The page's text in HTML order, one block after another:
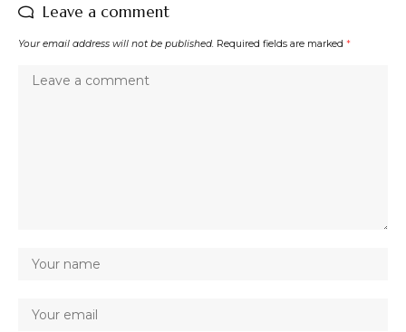
Leave a comment
Your email address will not be published. Required fields are marked *